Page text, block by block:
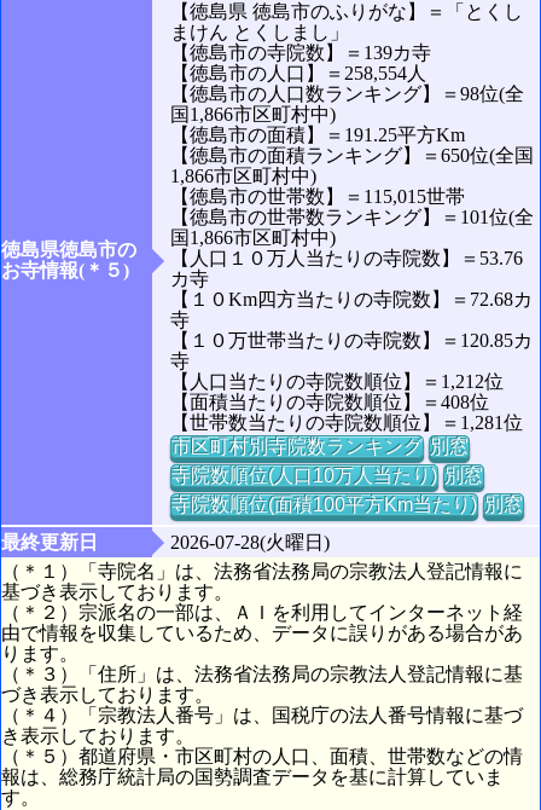
徳島県徳島市の
お寺情報(＊５)
【徳島県 徳島市のふりがな】＝「とくし
まけん とくしまし」
【徳島市の寺院数】＝139カ寺
【徳島市の人口】＝258,554人
【徳島市の人口数ランキング】＝98位(全
国1,866市区町村中)
【徳島市の面積】＝191.25平方Km
【徳島市の面積ランキング】＝650位(全国
1,866市区町村中)
【徳島市の世帯数】＝115,015世帯
【徳島市の世帯数ランキング】＝101位(全
国1,866市区町村中)
【人口１０万人当たりの寺院数】＝53.76
カ寺
【１０Km四方当たりの寺院数】＝72.68カ
寺
【１０万世帯当たりの寺院数】＝120.85カ
寺
【人口当たりの寺院数順位】＝1,212位
【面積当たりの寺院数順位】＝408位
【世帯数当たりの寺院数順位】＝1,281位
市区町村別寺院数ランキング 別窓
寺院数順位(人口10万人当たり) 別窓
寺院数順位(面積100平方Km当たり) 別窓
最終更新日
2026-07-28(火曜日)
（＊１）「寺院名」は、法務省法務局の宗教法人登記情報に
基づき表示しております。
（＊２）宗派名の一部は、ＡＩを利用してインターネット経
由で情報を収集しているため、データに誤りがある場合があ
ります。
（＊３）「住所」は、法務省法務局の宗教法人登記情報に基
づき表示しております。
（＊４）「宗教法人番号」は、国税庁の法人番号情報に基づ
き表示しております。
（＊５）都道府県・市区町村の人口、面積、世帯数などの情
報は、総務庁統計局の国勢調査データを基に計算していま
す。